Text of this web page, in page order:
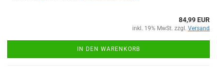
84,99 EUR
inkl. 19% MwSt. zzgl. Versand
IN DEN WARENKORB